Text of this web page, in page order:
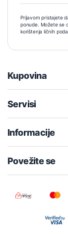
Prijavom pristajete
ponude. Možete se
korištenja ličnih
Kupovina
Servisi
Informacije
Povežite se